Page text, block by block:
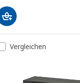
Vergleichen